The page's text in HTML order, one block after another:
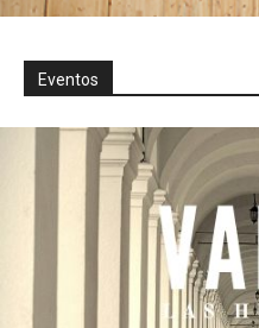
Eventos